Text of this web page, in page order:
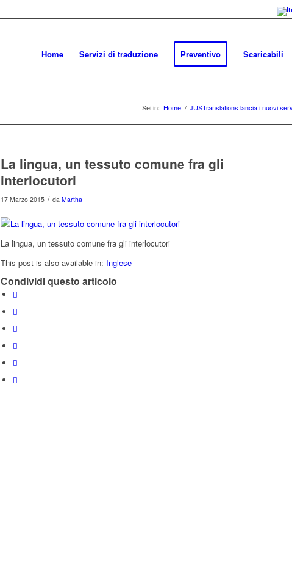
Home Servizi di traduzione Preventivo Scaricabili
Sei in: Home / JUSTranslations lancia i nuovi
La lingua, un tessuto comune fra gli
interlocutori
17 Marzo 2015 / da Martha
La lingua, un tessuto comune fra gli interlocutori
This post is also available in: Inglese
Condividi questo articolo